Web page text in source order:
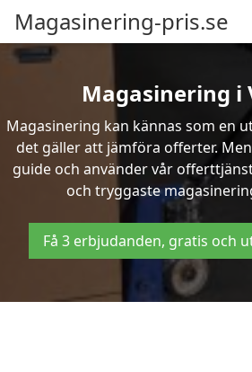
Magasinering-pris.se
Magasinering i
Magasinering kan kännas som en
det gäller att jämföra offerter.
guide och använder vår
och tryggaste
Få 3 erbjudanden, gratis och